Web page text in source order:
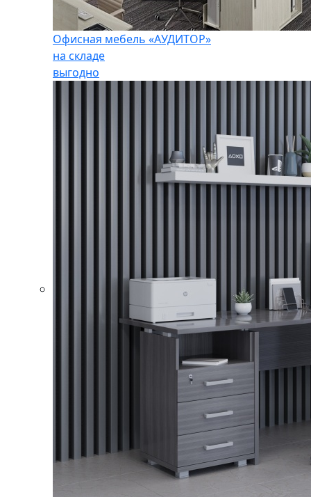
Офисная мебель «АУДИТОР»
на складе
выгодно